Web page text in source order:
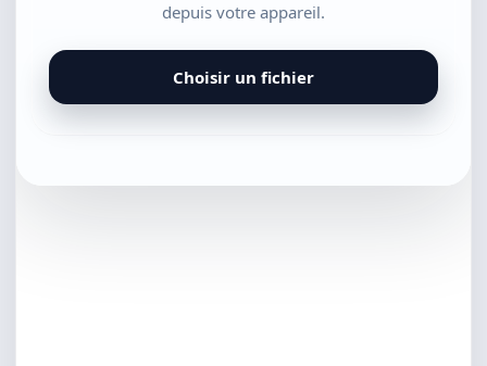
depuis votre appareil.
Choisir un fichier